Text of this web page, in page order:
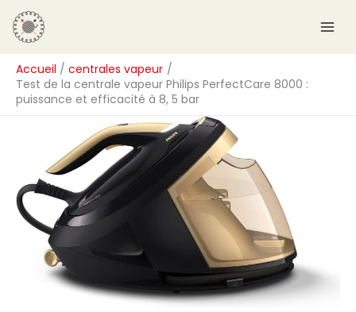
Aller
au
contenu
Accueil
centrales vapeur
Test de la centrale vapeur Philips PerfectCare 8000 :
puissance et efficacité à 8, 5 bar
R
e
c
h
e
e
r